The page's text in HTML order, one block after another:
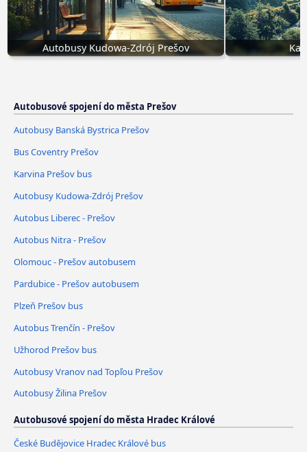
Autobusy Kudowa-Zdrój Prešov
Autobusové spojení do města Prešov
Autobusy Banská Bystrica Prešov
Bus Coventry Prešov
Karvina Prešov bus
Autobusy Kudowa-Zdrój Prešov
Autobus Liberec - Prešov
Autobus Nitra - Prešov
Olomouc - Prešov autobusem
Pardubice - Prešov autobusem
Plzeň Prešov bus
Autobus Trenčín - Prešov
Užhorod Prešov bus
Autobusy Vranov nad Topľou Prešov
Autobusy Žilina Prešov
Autobusové spojení do města Hradec Králové
České Budějovice Hradec Králové bus